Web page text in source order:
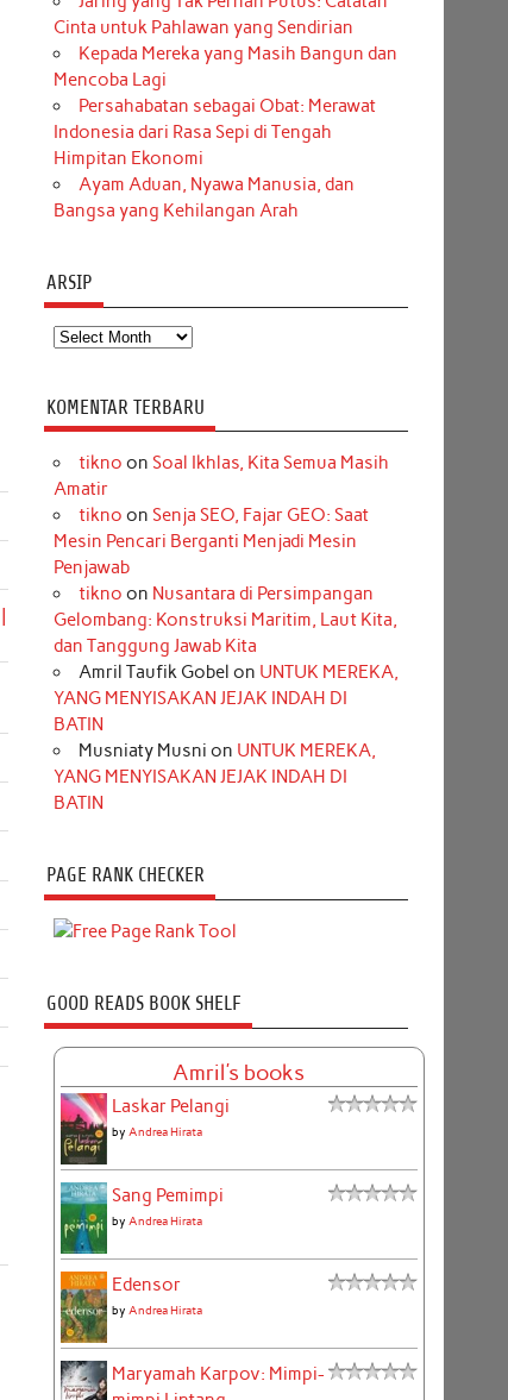
Cinta untuk Pahlawan yang Sendirian
Kepada Mereka yang Masih Bangun dan
Mencoba Lagi
Persahabatan sebagai Obat: Merawat
Indonesia dari Rasa Sepi di Tengah
Himpitan Ekonomi
Ayam Aduan, Nyawa Manusia, dan
Bangsa yang Kehilangan Arah
ARSIP
Arsip
KOMENTAR TERBARU
tikno on Soal Ikhlas, Kita Semua Masih
Amatir
tikno on Senja SEO, Fajar GEO: Saat
Mesin Pencari Berganti Menjadi Mesin
Penjawab
tikno on Nusantara di Persimpangan
Gelombang: Konstruksi Maritim, Laut Kita,
dan Tanggung Jawab Kita
Amril Taufik Gobel on UNTUK MEREKA,
YANG MENYISAKAN JEJAK INDAH DI
BATIN
Musniaty Musni on UNTUK MEREKA,
YANG MENYISAKAN JEJAK INDAH DI
BATIN
PAGE RANK CHECKER
GOOD READS BOOK SHELF
Amril's books
Laskar Pelangi
by Andrea Hirata
Sang Pemimpi
by Andrea Hirata
Edensor
by Andrea Hirata
Maryamah Karpov: Mimpi-